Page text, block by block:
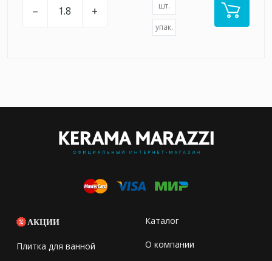
– + шт.
упак.
АКЦИИ
Плитка для ванной
Каталог
О компании